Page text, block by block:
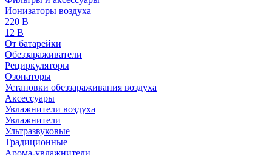
Ионизаторы воздуха
220 В
12 В
От батарейки
Обеззараживатели
Рециркуляторы
Озонаторы
Установки обеззараживания воздуха
Аксессуары
Увлажнители воздуха
Увлажнители
Ультразвуковые
Традиционные
Арома-увлажнители